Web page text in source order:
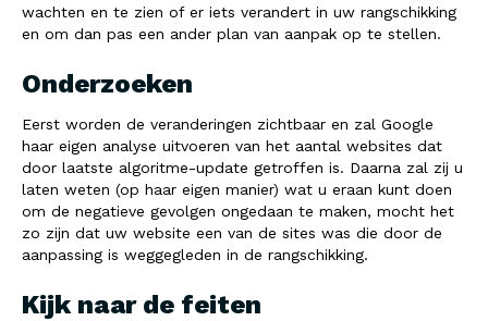
wachten en te zien of er iets verandert in uw rangschikking
en om dan pas een ander plan van aanpak op te stellen.
Onderzoeken
Eerst worden de veranderingen zichtbaar en zal Google
haar eigen analyse uitvoeren van het aantal websites dat
door laatste algoritme-update getroffen is. Daarna zal zij u
laten weten (op haar eigen manier) wat u eraan kunt doen
om de negatieve gevolgen ongedaan te maken, mocht het
zo zijn dat uw website een van de sites was die door de
aanpassing is weggegleden in de rangschikking.
Kijk naar de feiten